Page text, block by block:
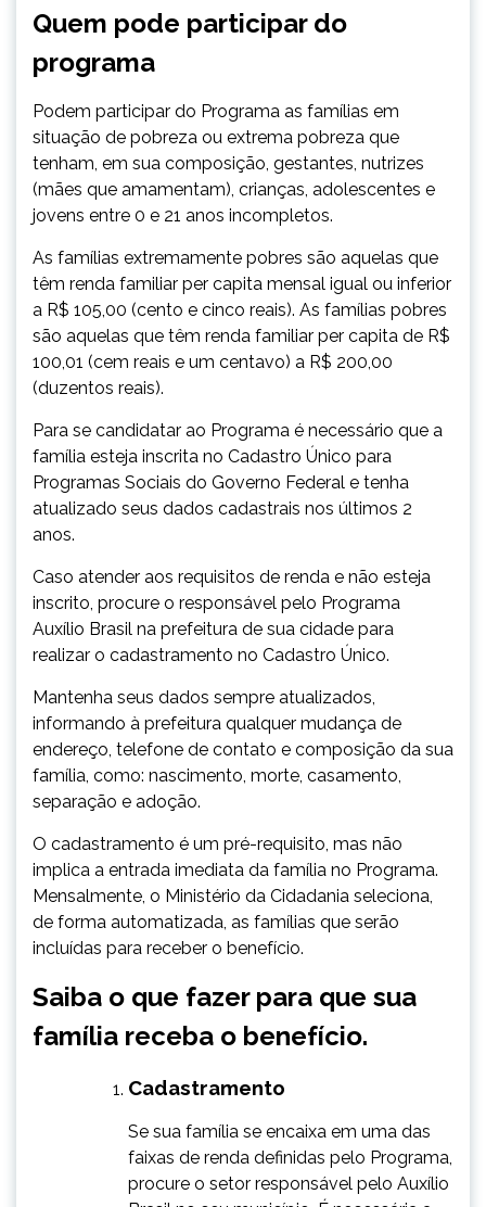
Quem pode participar do
programa
​Podem participar do Programa as famílias em
situação de pobreza ou extrema pobreza que
tenham, em sua composição, gestantes, nutrizes
(mães que amamentam), crianças, adolescentes e
jovens entre 0 e 21 anos incompletos.
As famílias extremamente pobres são aquelas que
têm renda familiar per capita mensal igual ou inferior
a R$ 105,00 (cento e cinco reais). As famílias pobres
são aquelas que têm renda familiar per capita de R$
100,01 (cem reais e um centavo) a R$ 200,00
(duzentos reais).
Para se candidatar ao Programa é necessário que a
família esteja inscrita no Cadastro Único para
Programas Sociais do Governo Federal e tenha
atualizado seus dados cadastrais nos últimos 2
anos.
Caso atender aos requisitos de renda e não esteja
inscrito, procure o responsável pelo Programa
Auxílio Brasil na prefeitura de sua cidade para
realizar o cadastramento no Cadastro Único.
Mantenha seus dados sempre atualizados,
informando à prefeitura qualquer mudança de
endereço, telefone de contato e composição da sua
família, como: nascimento, morte, casamento,
separação e adoção.
O cadastramento é um pré-requisito, mas não
implica a entrada imediata da família no Programa.
Mensalmente, o Ministério da Cidadania seleciona,
de forma automatizada, as famílias que serão
incluídas para receber o benefício.
Saiba o que fazer para que sua
família receba o benefício.
Cadastramento
​Se sua família se encaixa em uma das
faixas de renda definidas pelo Programa,
procure o setor responsável pelo Auxílio